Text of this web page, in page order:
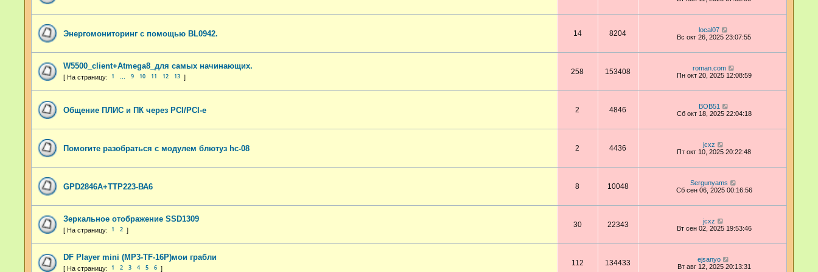
Энергомониторинг с помощью BL0942. 14 8204
local07
Вс окт 26, 2025 23:07:55
W5500_client+Atmega8_для самых начинающих.
1 9 10 11 12 13
258 153408
roman.com
Пн окт 20, 2025 12:08:59
Общение ПЛИС и ПК через PCI/PCI-e 2 4846
BOB51
Сб окт 18, 2025 22:04:18
Помогите разобраться с модулем блютуз hc-08 2 4436
jcxz
Пт окт 10, 2025 20:22:48
GPD2846A+TTP223-ВА6 8 10048
Sergunyams
Сб сен 06, 2025 00:16:56
Зеркальное отображение SSD1309
1 2
30 22343
jcxz
Вт сен 02, 2025 19:53:46
DF Player mini (MP3-TF-16P)мои грабли
1 2 3 4 5 6
112 134433
ejsanyo
Вт авг 12, 2025 20:13:31